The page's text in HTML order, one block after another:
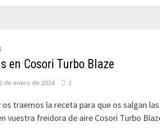
en Cosori Turbo Blaze
2 de enero de 2024 3
os traemos la receta para que os salgan
vuestra freidora de aire Cosori Turbo